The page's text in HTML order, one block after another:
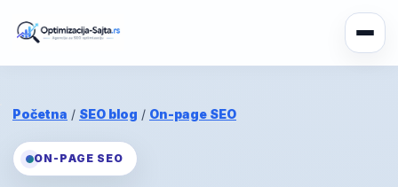
Početna / SEO blog / On-page SEO
ON-PAGE SEO